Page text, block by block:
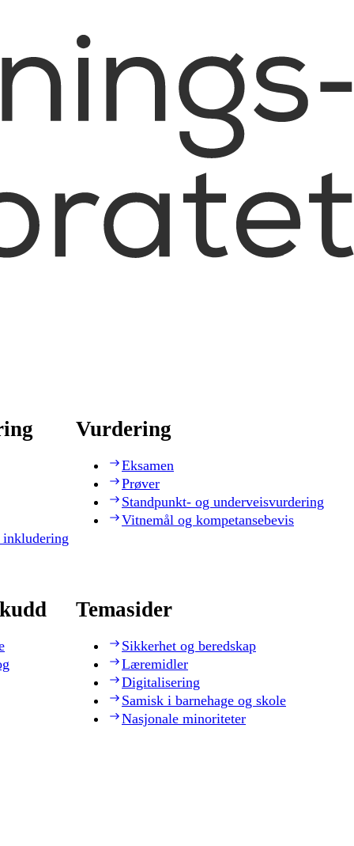
Vurdering
Eksamen
Prøver
Standpunkt- og underveisvurdering
Vitnemål og kompetansebevis
Temasider
Sikkerhet og beredskap
Læremidler
Digitalisering
Samisk i barnehage og skole
Nasjonale minoriteter